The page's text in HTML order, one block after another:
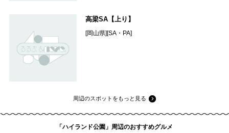
高梁SA【上り】
[岡山県][SA・PA]
周辺のスポットをもっと見る
「ハイランド公園」周辺のおすすめグルメ